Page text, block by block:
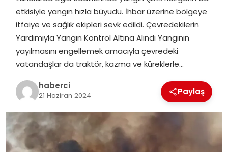
SAĞLIK
SIYASET
SPOR
TEKNOLOJI
YAŞAM
etkisiyle yangın hızla büyüdü. İhbar üzerine bölgeye
itfaiye ve sağlık ekipleri sevk edildi. Çevredekilerin
Yardımıyla Yangın Kontrol Altına Alındı Yangının
yayılmasını engellemek amacıyla çevredeki
vatandaşlar da traktör, kazma ve küreklerle…
haberci
21 Haziran 2024 Paylaş